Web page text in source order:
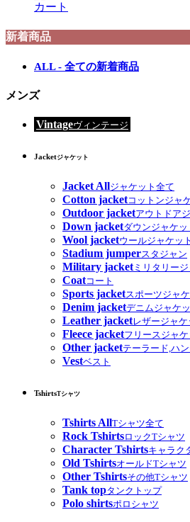
カート
新着商品
ALL - 全ての新着商品
メンズ
Vintageヴィンテージ
Jacketジャケット
Jacket Allジャケット全て
Cotton jacketコットンジャ
Outdoor jacketアウトドア
Down jacketダウンジャケッ
Wool jacketウールジャケット
Stadium jumperスタジャン
Military jacketミリタリージ
Coatコート
Sports jacketスポーツジャ
Denim jacketデニムジャケ
Leather jacketレザージャケ
Fleece jacketフリースジャケ
Other jacketテーラード,ハ
Vestベスト
TshirtsTシャツ
Tshirts AllTシャツ全て
Rock TshirtsロックTシャツ
Character Tshirtsキャラク
Old TshirtsオールドTシャツ
Other Tshirtsその他Tシャツ
Tank topタンクトップ
Polo shirtsポロシャツ